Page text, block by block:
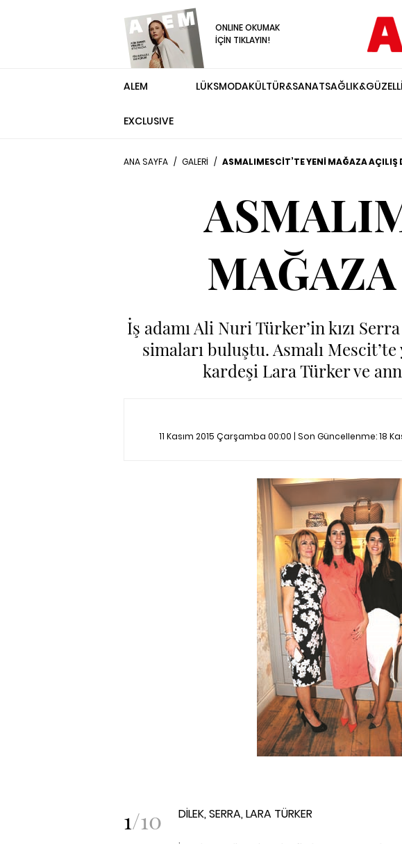
ONLINE OKUMAK
İÇİN TIKLAYIN!
ALEM
EXCLUSIVE
LÜKSMODAKÜLTÜR&SANAT
ANA SAYFA / GALERİ / ASMALIMESCİT’TE YENİ MAĞAZA AÇILIŞ
İş adamı Ali Nuri Türker’in kızı
simaları buluştu. Asmalı Mescit’te
kardeşi Lara Türker ve
11 Kasım 2015 Çarşamba 00:00 | Son Güncellenme:18
1/10 DİLEK, SERRA, LARA TÜRKER